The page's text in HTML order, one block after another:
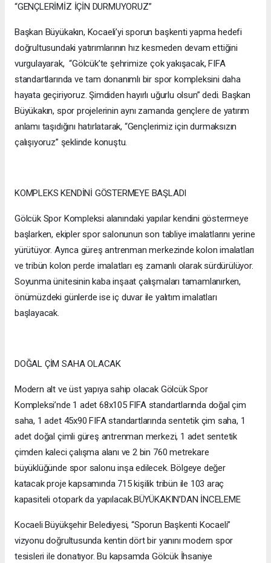
“GENÇLERİMİZ İÇİN DURMUYORUZ”
Başkan Büyükakın, Kocaeli’yi sporun başkenti yapma hedefi
doğrultusundaki yatırımlarının hız kesmeden devam ettiğini
vurgulayarak, “Gölcük’te şehrimize çok yakışacak, FIFA
standartlarında ve tam donanımlı bir spor kompleksini daha
hayata geçiriyoruz. Şimdiden hayırlı uğurlu olsun” dedi. Başkan
Büyükakın, spor projelerinin aynı zamanda gençlere de yatırım
anlamı taşıdığını hatırlatarak, “Gençlerimiz için durmaksızın
çalışıyoruz” şeklinde konuştu.
KOMPLEKS KENDİNİ GÖSTERMEYE BAŞLADI
Gölcük Spor Kompleksi alanındaki yapılar kendini göstermeye
başlarken, ekipler spor salonunun son tabliye imalatlarını yerine
yürütüyor. Ayrıca güreş antrenman merkezinde kolon imalatları
ve tribün kolon perde imalatları eş zamanlı olarak sürdürülüyor.
Soyunma ünitesinin kaba inşaat çalışmaları tamamlanırken,
önümüzdeki günlerde ise iç duvar ile yalıtım imalatları
başlayacak.
DOĞAL ÇİM SAHA OLACAK
Modern alt ve üst yapıya sahip olacak Gölcük Spor
Kompleksi’nde 1 adet 68x105 FIFA standartlarında doğal çim
saha, 1 adet 45x90 FIFA standartlarında sentetik çim saha, 1
adet doğal çimli güreş antrenman merkezi, 1 adet sentetik
çimden kaleci çalışma alanı ve 2 bin 760 metrekare
büyüklüğünde spor salonu inşa edilecek. Bölgeye değer
katacak proje kapsamında 715 kişilik tribün ile 103 araç
kapasiteli otopark da yapılacak.BÜYÜKAKIN’DAN İNCELEME
Kocaeli Büyükşehir Belediyesi, “Sporun Başkenti Kocaeli”
vizyonu doğrultusunda kentin dört bir yanını modern spor
tesisleri ile donatıyor. Bu kapsamda Gölcük İhsaniye